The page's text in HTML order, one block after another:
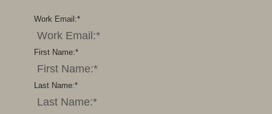
*
Work Email:
*
First Name:
*
Last Name: